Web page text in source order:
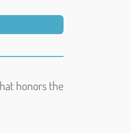
honors the